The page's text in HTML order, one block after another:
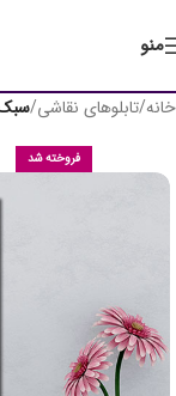
«هنر
امکان
همچنین
منو
خانه تابلوهای نقاشی
فروخته شد